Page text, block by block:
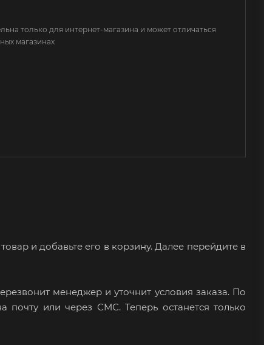
только для интернет-магазина и может отличаться
магазинах
и добавьте его в корзину. Далее перейдите в
менеджер и уточнит условия заказа. По
почту или через СМС. Теперь останется только